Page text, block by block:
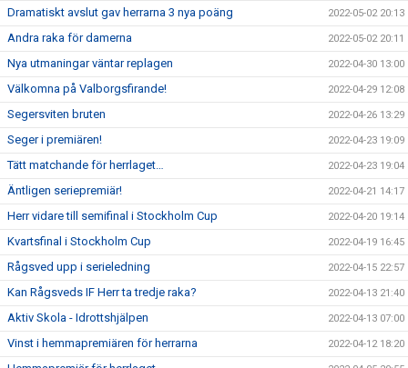
Dramatiskt avslut gav herrarna 3 nya poäng 2022-05-02 20:13
Andra raka för damerna 2022-05-02 20:11
Nya utmaningar väntar replagen 2022-04-30 13:00
Välkomna på Valborgsfirande! 2022-04-29 12:08
Segersviten bruten 2022-04-26 13:29
Seger i premiären! 2022-04-23 19:09
Tätt matchande för herrlaget… 2022-04-23 19:04
Äntligen seriepremiär! 2022-04-21 14:17
Herr vidare till semifinal i Stockholm Cup 2022-04-20 19:14
Kvartsfinal i Stockholm Cup 2022-04-19 16:45
Rågsved upp i serieledning 2022-04-15 22:57
Kan Rågsveds IF Herr ta tredje raka? 2022-04-13 21:40
Aktiv Skola - Idrottshjälpen 2022-04-13 07:00
Vinst i hemmapremiären för herrarna 2022-04-12 18:20